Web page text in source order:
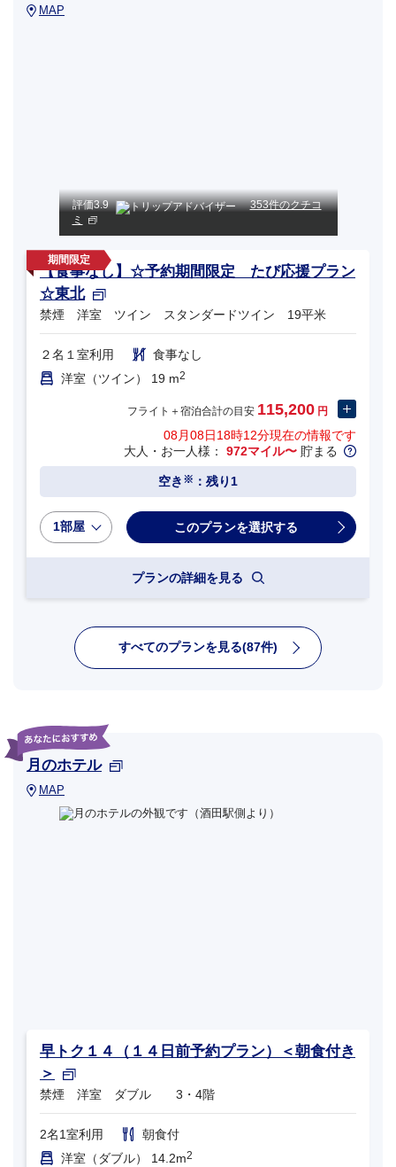
MAP
評価3.9
353件のクチコ
ミ
【食事なし】☆予約期間限定 たび応援プラン
☆東北
禁煙 洋室 ツイン スタンダードツイン 19平米
２名１室利用
食事なし
洋室（ツイン） 19 m2
フライト＋宿泊合計の目安 115,200 円
08月08日18時12分現在の情報です
大人・お一人様： 972マイル〜 貯まる
空き ※ ：残り1
1部屋
プランの詳細を見る
すべてのプランを見る(87件)
月のホテル
MAP
早トク１４（１４日前予約プラン）＜朝食付き
＞
禁煙 洋室 ダブル 3・4階
2名1室利用
朝食付
洋室（ダブル） 14.2m2